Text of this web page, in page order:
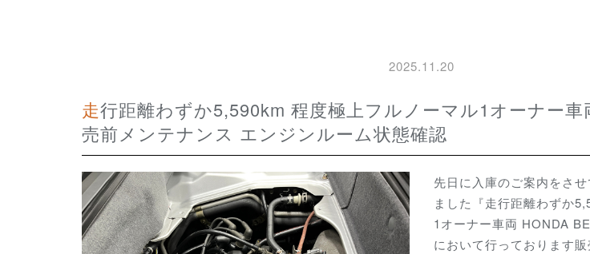
2025.11.20
走行距離わずか5,590km 程度極上フルノーマル1オーナー車両 HONDA BEAT 販
売前メンテナンス エンジンルーム状態確認
先日に入庫のご案内をさ
ました『走行距離わずか
1オーナー車両 HONDA
において行っております